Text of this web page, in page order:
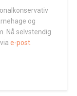
og
Nå selvstendig
e-post.